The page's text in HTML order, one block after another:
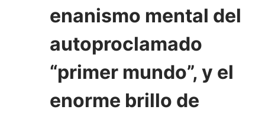
enanismo mental del
autoproclamado
“primer mundo”, y el
enorme brillo de